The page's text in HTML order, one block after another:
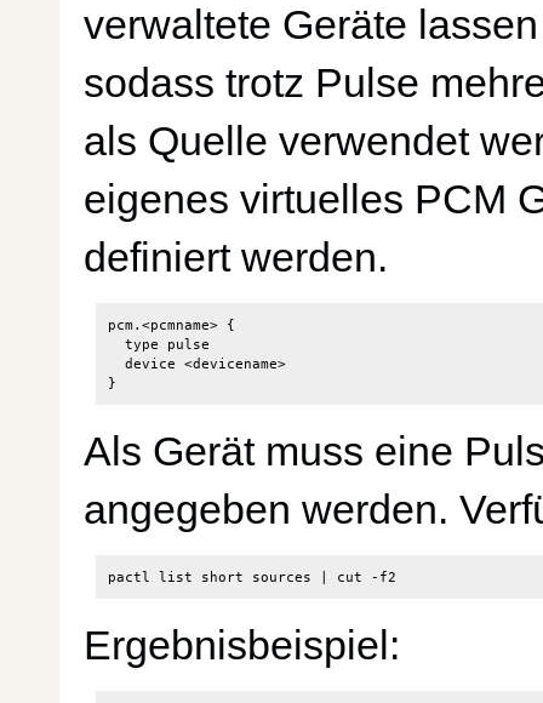
verwaltete Geräte
sodass trotz Pulse
als Quelle verwendet
eigenes virtuelles PCM
definiert werden.
pcm.<pcmname> {
  type pulse
  device <devicename>
Als Gerät muss eine
angegeben werden.
pactl list short sources
Ergebnisbeispiel: